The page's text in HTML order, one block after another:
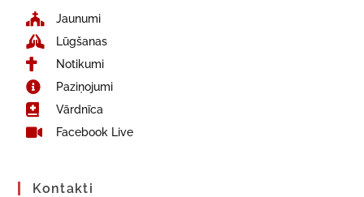
Jaunumi
Lūgšanas
Notikumi
Paziņojumi
Vārdnīca
Facebook Live
Kontakti